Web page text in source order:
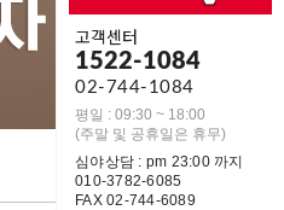
고객센터
1522-1084
02-744-1084
평일 : 09:30 ~ 18:00
(주말 및 공휴일은 휴무)
심야상담 : pm 23:00 까지
010-3782-6085
FAX 02-744-6089